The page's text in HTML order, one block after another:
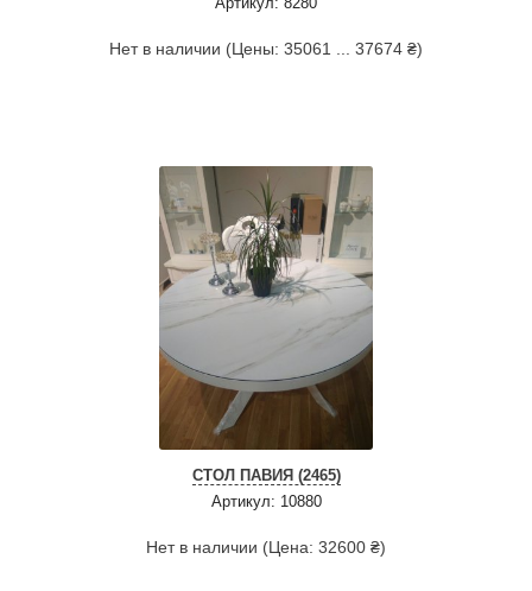
Нет в наличии (Цены: 35061 ... 37674 ₴)
СТОЛ ПАВИЯ (2465)
Артикул: 10880
Нет в наличии (Цена: 32600 ₴)